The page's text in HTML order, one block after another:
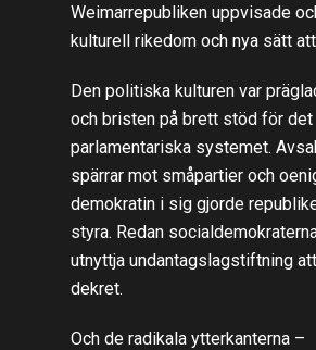
Weimarrepubliken uppvisade
kulturell rikedom och nya sätt
Den politiska kulturen var
och bristen på brett stöd för det
parlamentariska systemet.
spärrar mot småpartier och
demokratin i sig gjorde
styra. Redan
utnyttja undantagslagstiftning
dekret.
Och de radikala ytterkanterna –